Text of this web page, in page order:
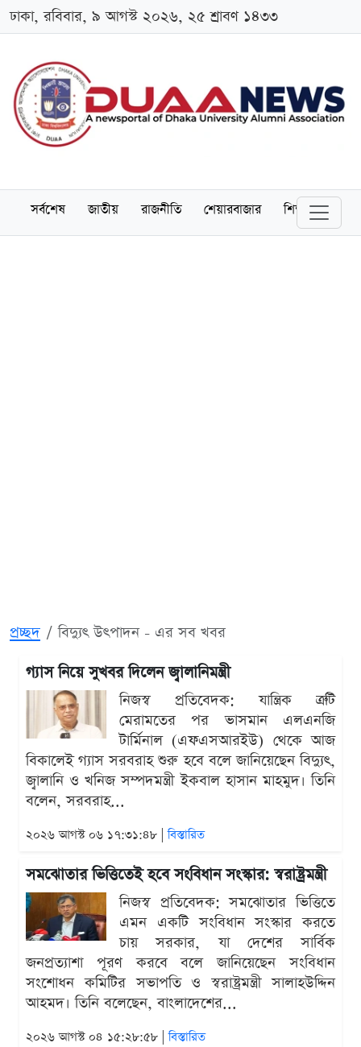
ঢাকা, রবিবার, ৯ আগস্ট ২০২৬, ২৫ শ্রাবণ ১৪৩৩
সর্বশেষ জাতীয় রাজনীতি শেয়ারবাজার শিক্ষা
প্রচ্ছদ বিদ্যুৎ উৎপাদন - এর সব খবর
গ্যাস নিয়ে সুখবর দিলেন জ্বালানিমন্ত্রী
নিজস্ব প্রতিবেদক: যান্ত্রিক ত্রুটি
মেরামতের পর ভাসমান এলএনজি
টার্মিনাল (এফএসআরইউ) থেকে আজ
বিকালেই গ্যাস সরবরাহ শুরু হবে বলে জানিয়েছেন বিদ্যুৎ,
জ্বালানি ও খনিজ সম্পদমন্ত্রী ইকবাল হাসান মাহমুদ। তিনি
বলেন, সরবরাহ...
২০২৬ আগস্ট ০৬ ১৭:৩১:৪৮ |বিস্তারিত
সমঝোতার ভিত্তিতেই হবে সংবিধান সংস্কার: স্বরাষ্ট্রমন্ত্রী
নিজস্ব প্রতিবেদক: সমঝোতার ভিত্তিতে
এমন একটি সংবিধান সংস্কার করতে
চায় সরকার, যা দেশের সার্বিক
জনপ্রত্যাশা পূরণ করবে বলে জানিয়েছেন সংবিধান
সংশোধন কমিটির সভাপতি ও স্বরাষ্ট্রমন্ত্রী সালাহউদ্দিন
আহমদ। তিনি বলেছেন, বাংলাদেশের...
২০২৬ আগস্ট ০৪ ১৫:২৮:৫৮ |বিস্তারিত